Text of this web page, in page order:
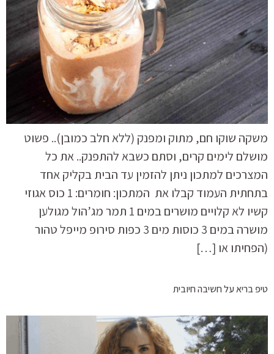
משקה שוקו חם, מתוק ומפנק (ללא חלב כמובן).. פשוט
מושלם לימים קרים, וסתם כשבא להתפנק.. את כל
המצרכים למתכון ניתן להזמין עד הבית בקליק אחד
בתחתית העמוד קבלו את המתכון: חומרים: 1 כוס אגוזי
קשיו לא קלויים מושרים במים 1 תמר מג’הול מגולען
מושרה במים 3 כוסות מים 3 כפות סירופ מייפל טהור
(הפחיתו או […]
טיפ בריא על חשיבה חיובית